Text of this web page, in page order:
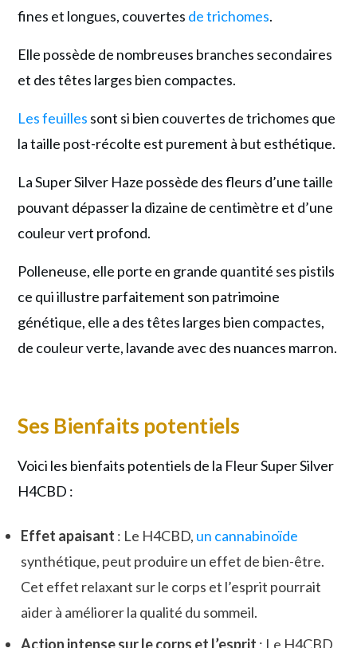
fines et longues, couvertes de trichomes.
Elle possède de nombreuses branches secondaires
et des têtes larges bien compactes.
Les feuilles sont si bien couvertes de trichomes que
la taille post-récolte est purement à but esthétique.
La Super Silver Haze possède des fleurs d’une taille
pouvant dépasser la dizaine de centimètre et d’une
couleur vert profond.
Polleneuse, elle porte en grande quantité ses pistils
ce qui illustre parfaitement son patrimoine
génétique, elle a des têtes larges bien compactes,
de couleur verte, lavande avec des nuances marron.
Ses Bienfaits potentiels
Voici les bienfaits potentiels de la Fleur Super Silver
H4CBD :
Effet apaisant : Le H4CBD, un cannabinoïde
synthétique, peut produire un effet de bien-être.
Cet effet relaxant sur le corps et l’esprit pourrait
aider à améliorer la qualité du sommeil.
Action intense sur le corps et l’esprit : Le H4CBD